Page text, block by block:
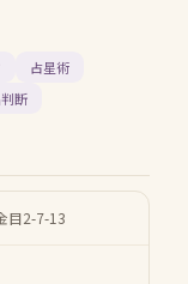
占星術
断
目2-7-13